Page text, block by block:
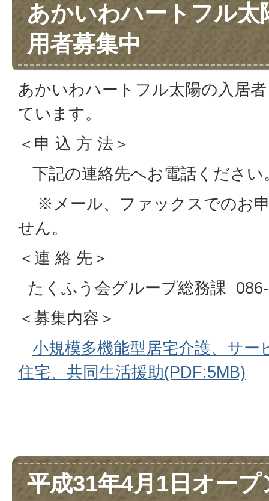
あかいわハートフル太
用者募集中
あかいわハートフル太陽の入居
ています。
＜申 込 方 法＞
下記の連絡先へお電話ください
※メール、ファックスでのお
せん。
＜連 絡 先＞
たくふう会グループ総務課
＜募集内容＞
小規模多機能型居宅介護、サー
住宅、共同生活援助(PDF:5MB)
平成31年4月1日オー